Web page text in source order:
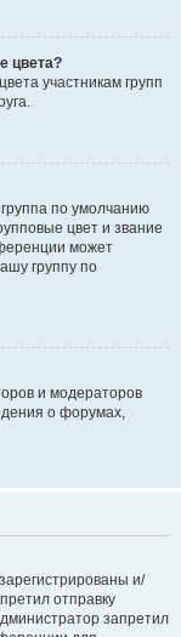
цвета?
участникам групп
по умолчанию
цвет и звание
может
группу по
и модераторов
о форумах,
и/
отправку
запретил